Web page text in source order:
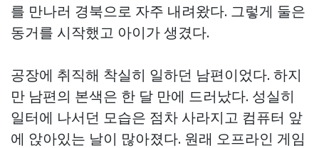
를 만나러 경북으로 자주 내려왔다. 그렇게 둘은
동거를 시작했고 아이가 생겼다.
공장에 취직해 착실히 일하던 남편이었다. 하지
만 남편의 본색은 한 달 만에 드러났다. 성실히
일터에 나서던 모습은 점차 사라지고 컴퓨터 앞
에 앉아있는 날이 많아졌다. 원래 오프라인 게임